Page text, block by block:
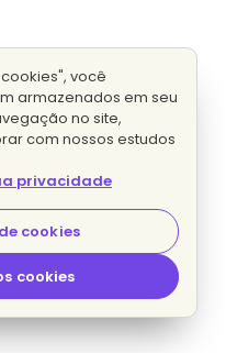
você
armazenados em seu
no site,
com nossos estudos
privacidade
cookies
cookies